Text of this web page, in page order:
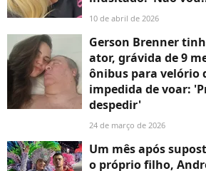
10 de abril de 2026
Gerson Brenner
ator, grávida de 9
ônibus para velório
impedida de voar:
despedir'
24 de março de 2026
Um mês após
o próprio filho,